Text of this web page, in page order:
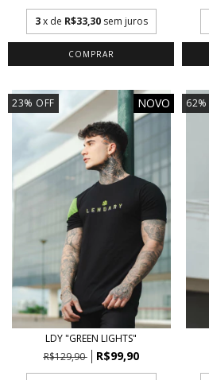
3 x de R$33,30 sem juros
COMPRAR
23% OFF NOVO
LDY "GREEN LIGHTS"
R$129,90
R$99,90
62%